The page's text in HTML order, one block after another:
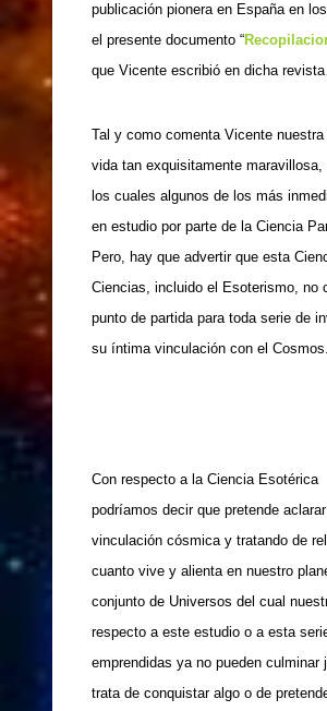
publicación pionera en España en
el presente documento “
que Vicente escribió en dicha
Tal y como comenta Vicente
vida tan exquisitamente
los cuales algunos de los más
en estudio por parte de la Ciencia
Pero, hay que advertir que esta
Ciencias, incluido el Esoterismo, no
punto de partida para toda serie de
su íntima vinculación con el Cosmos.
Con respecto a la Ciencia Esotérica
podríamos decir que pretende
vinculación cósmica y tratando de
cuanto vive y alienta en nuestro
conjunto de Universos del cual
respecto a este estudio o a esta
emprendidas ya no pueden
trata de conquistar algo o de